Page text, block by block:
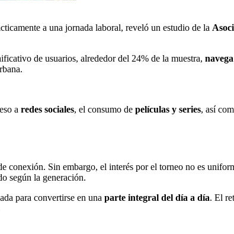
a una jornada laboral, reveló un estudio de la
de usuarios, alrededor del 24% de la muestra,
a redes sociales, el consumo de películas y series, así
conexión. Sin embargo, el interés por el torneo no es
según la generación.
para convertirse en una parte integral del día a día. El